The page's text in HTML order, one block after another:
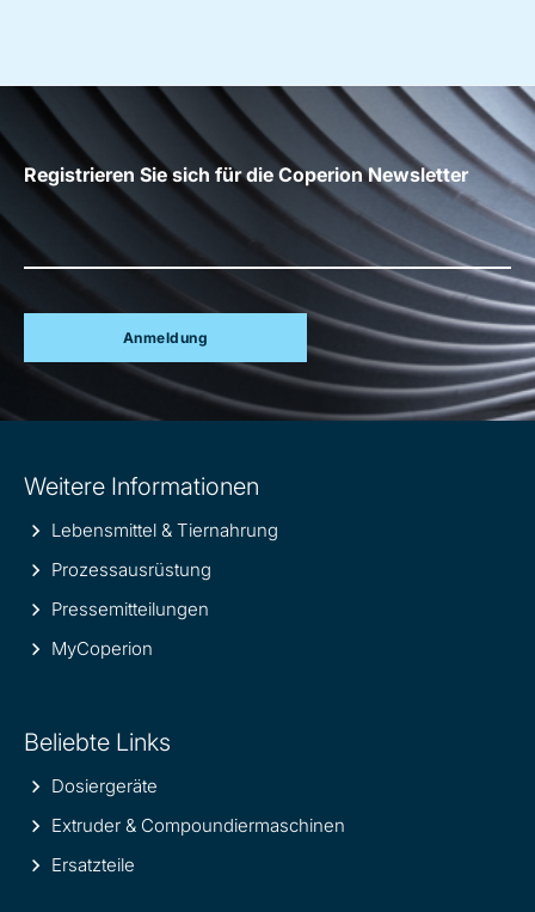
Registrieren Sie sich für die Coperion Newsletter
Anmeldung
information
Weitere Informationen
Lebensmittel & Tiernahrung
Prozessausrüstung
Pressemitteilungen
MyCoperion
Beliebte Links
Dosiergeräte
Extruder & Compoundiermaschinen
Ersatzteile